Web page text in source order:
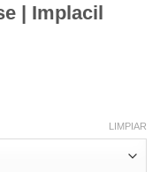
| Implacil
LIMPIAR